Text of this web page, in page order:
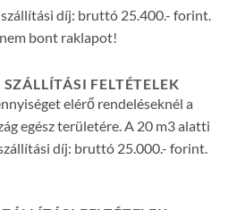
díj: bruttó 25.400.- forint.
bont raklapot!
FELTÉTELEK
elérő rendeléseknél a
egész területére. A 20 m3 alatti
díj: bruttó 25.000.- forint.